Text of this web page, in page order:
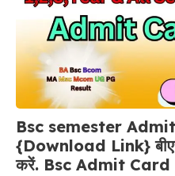
Bsc semester
{Download Link}
करें. Bsc Admit Card